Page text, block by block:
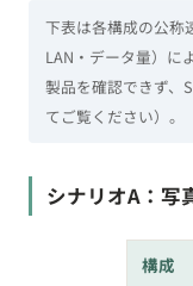
製品を確認できず、
てご覧ください）。
シナリオA：写
構成
HDD